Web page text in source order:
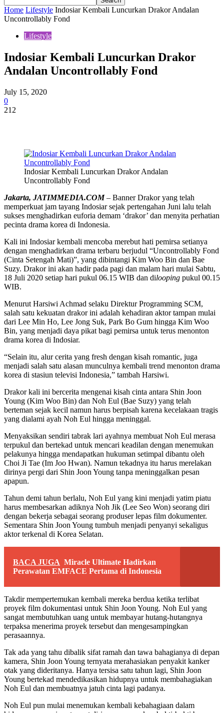
Home Lifestyle Indosiar Kembali Luncurkan Drakor Andalan
Uncontrollably Fond
Lifestyle
Indosiar Kembali Luncurkan Drakor
Andalan Uncontrollably Fond
July 15, 2020
0
212
Indosiar Kembali Luncurkan Drakor Andalan
Uncontrollably Fond
Jakarta, JATIMMEDIA.COM– Banner Drakor yang telah
memperkuat jam tayang Indosiar sejak pertengahan Juni lalu telah
sukses menghadirkan euforia demam ‘drakor’ dan menyita perhatian
pecinta drama korea di Indonesia.
Kali ini Indosiar kembali mencoba merebut hati pemirsa setianya
dengan menghadirkan drama terbaru berjudul “Uncontrollably Fond
(Cinta Setengah Mati)”, yang dibintangi Kim Woo Bin dan Bae
Suzy. Drakor ini akan hadir pada pagi dan malam hari mulai Sabtu,
18 Juli 2020 setiap hari pukul 06.15 WIB dan dilooping pukul 00.15
WIB.
Menurut Harsiwi Achmad selaku Direktur Programming SCM,
salah satu kekuatan drakor ini adalah kehadiran aktor tampan mulai
dari Lee Min Ho, Lee Jong Suk, Park Bo Gum hingga Kim Woo
Bin, yang menjadi daya pikat bagi pemirsa untuk terus menonton
drama korea di Indosiar.
“Selain itu, alur cerita yang fresh dengan kisah romantic, juga
menjadi salah satu alasan munculnya kembali trend menonton drama
korea di stasiun televisi Indonesia,” tambah Harsiwi.
Drakor kali ini bercerita mengenai kisah cinta antara Shin Joon
Young (Kim Woo Bin) dan Noh Eul (Bae Suzy) yang telah
berteman sejak kecil namun harus berpisah karena kecelakaan tragis
yang dialami ayah Noh Eul hingga meninggal.
Menyaksikan sendiri tabrak lari ayahnya membuat Noh Eul merasa
terpukul dan bertekad untuk mencari keadilan dengan menemukan
pelakunya hingga mendapatkan hukuman setimpal dibantu oleh
Choi Ji Tae (Im Joo Hwan). Namun tekadnya itu harus merelakan
dirinya pergi dari Shin Joon Young tanpa meninggalkan pesan
apapun.
Tahun demi tahun berlalu, Noh Eul yang kini menjadi yatim piatu
harus membesarkan adiknya Noh Jik (Lee Seo Won) seorang diri
dengan bekerja sebagai seorang produser lepas film dokumenter.
Sementara Shin Joon Young tumbuh menjadi penyanyi sekaligus
aktor terkenal di Korea Selatan.
BACA JUGA Miracle Ultimate Hadirkan
Perawatan EMFACE Pertama di Indonesia
Takdir mempertemukan kembali mereka berdua ketika terlibat
proyek film dokumentasi untuk Shin Joon Young. Noh Eul yang
sangat membutuhkan uang untuk membayar hutang-hutangnya
terpaksa menerima proyek tersebut dan mengesampingkan
perasaannya.
Tak ada yang tahu dibalik sifat ramah dan tawa bahagianya di depan
kamera, Shin Joon Young ternyata merahasiakan penyakit kanker
otak yang dideritanya. Hanya tersisa satu tahun lagi, Shin Joon
Young bertekad mendedikasikan hidupnya untuk membahagiakan
Noh Eul dan membuatnya jatuh cinta lagi padanya.
Noh Eul pun mulai menemukan kembali kebahagiaan dalam